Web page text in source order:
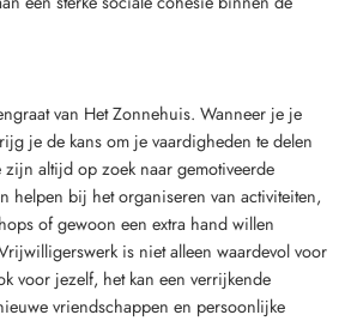
van Het Zonnehuis. Wanneer je je
je de kans om je vaardigheden te delen
altijd op zoek naar gemotiveerde
helpen bij het organiseren van activiteiten,
of gewoon een extra hand willen
is niet alleen waardevol voor
voor jezelf, het kan een verrijkende
vriendschappen en persoonlijke